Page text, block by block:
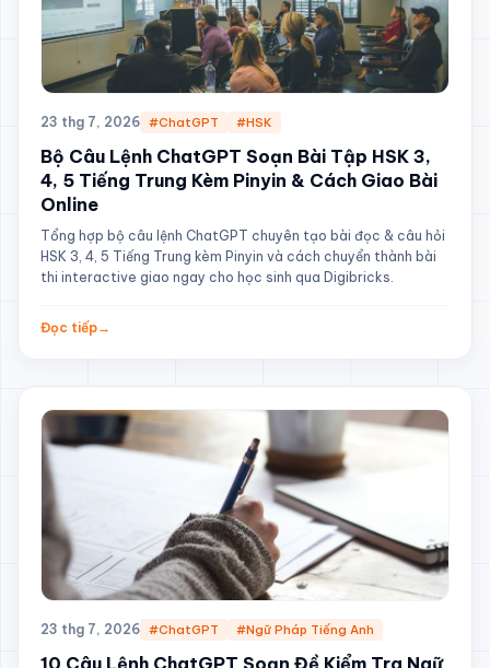
23 thg 7, 2026 #ChatGPT #HSK
Bộ Câu Lệnh ChatGPT Soạn Bài Tập HSK 3,
4, 5 Tiếng Trung Kèm Pinyin & Cách Giao Bài
Online
Tổng hợp bộ câu lệnh ChatGPT chuyên tạo bài đọc & câu hỏi
HSK 3, 4, 5 Tiếng Trung kèm Pinyin và cách chuyển thành bài
thi interactive giao ngay cho học sinh qua Digibricks.
Đọc tiếp→
23 thg 7, 2026 #ChatGPT #Ngữ Pháp Tiếng Anh
10 Câu Lệnh ChatGPT Soạn Đề Kiểm Tra Ngữ